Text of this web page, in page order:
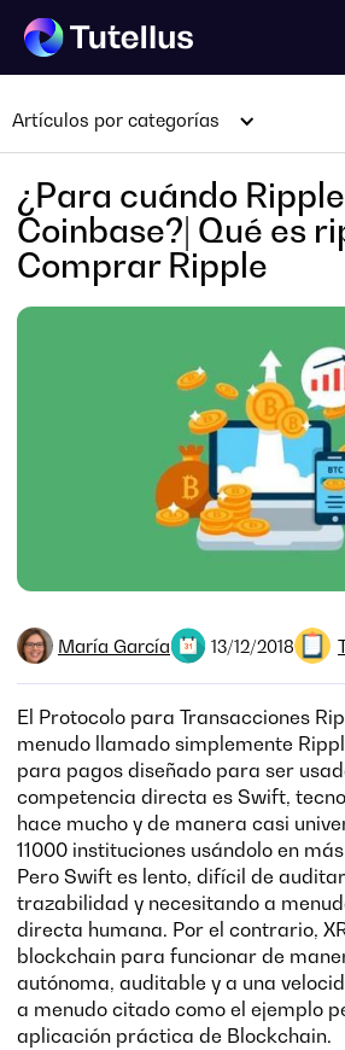
Artículos por categorías
¿Para cuándo
Coinbase?| Qué es
Comprar Ripple
María García 13/12/2018
El Protocolo para Transacciones
menudo llamado simplemente
para pagos diseñado para ser
competencia directa es Swift,
hace mucho y de manera casi
11000 instituciones usándolo en
Pero Swift es lento, difícil de
trazabilidad y necesitando a
directa humana. Por el contrario,
blockchain para funcionar de
autónoma, auditable y a una
a menudo citado como el ejemplo
aplicación práctica de Blockchain.